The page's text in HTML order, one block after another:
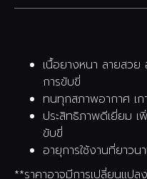
เนื้อยางหนา ลายสว
การขับขี่
ทนทุกสภาพอากาศ เก
ประสิทธิภาพดีเยี่ยม เ
ขับขี่
อายุการใช้งานที่ยาว
**ราคาอาจมีการเปลี่ยนแป